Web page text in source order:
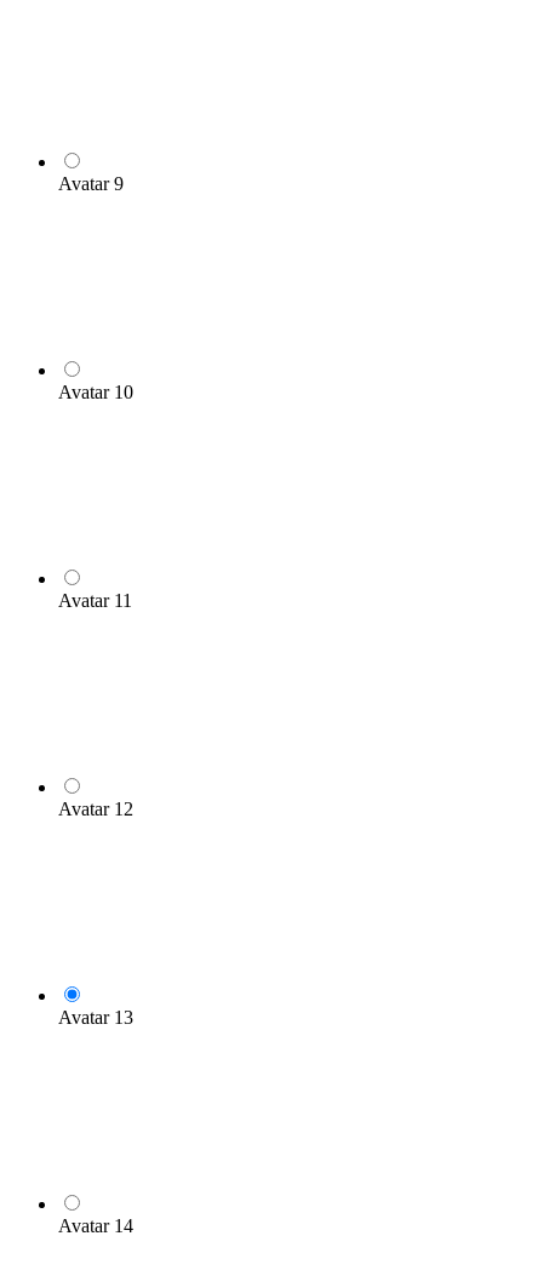
Avatar 9
Avatar 10
Avatar 11
Avatar 12
Avatar 13
Avatar 14